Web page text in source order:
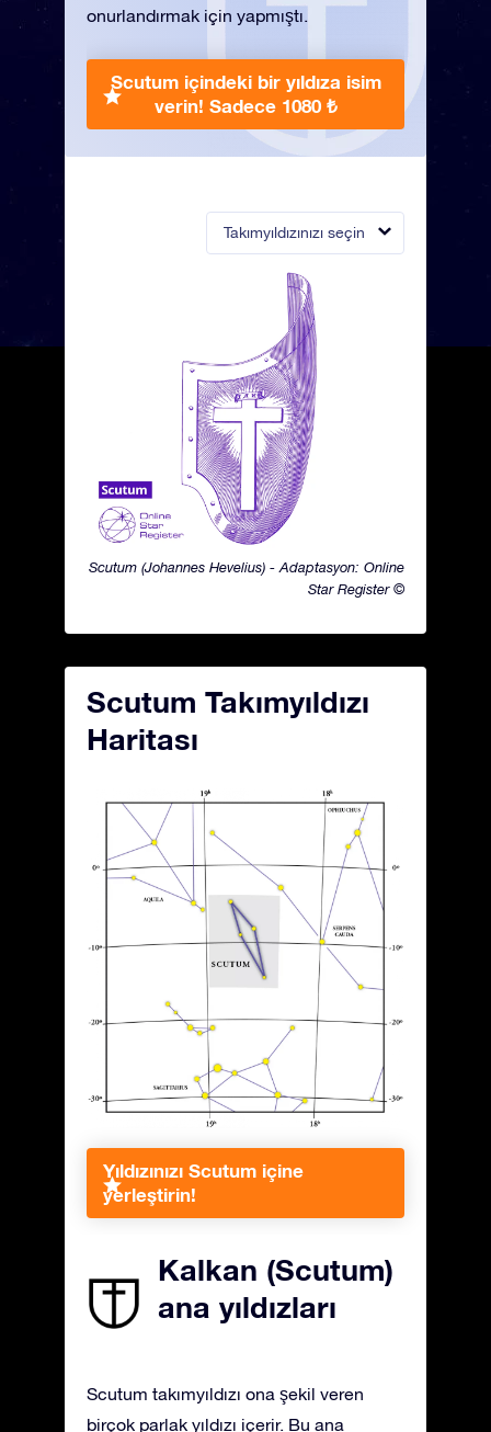
Takımyıldızınızı seçin
Scutum (Johannes Hevelius) - Adaptasyon: Online
Star Register ©
onurlandırmak için yapmıştı.
Scutum içindeki bir yıldıza isim
verin! Sadece 1080 ₺
Scutum Takımyıldızı
Haritası
Yıldızınızı Scutum içine
yerleştirin!
Kalkan (Scutum)
ana yıldızları
Scutum takımyıldızı ona şekil veren
birçok parlak yıldızı içerir. Bu ana